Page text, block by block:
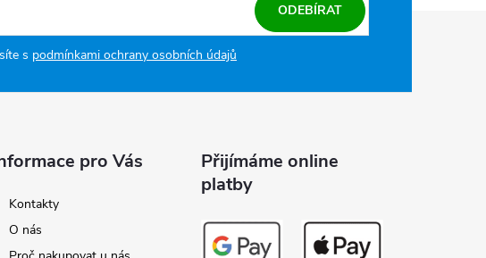
s podmínkami ochrany osobních údajů
ODEBÍRAT
pro Vás
Kontakty
O nás
Přijímáme online
platby